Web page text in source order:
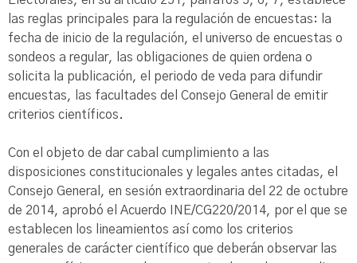
las reglas principales para la regulación de encuestas: la
fecha de inicio de la regulación, el universo de encuestas o
sondeos a regular, las obligaciones de quien ordena o
solicita la publicación, el periodo de veda para difundir
encuestas, las facultades del Consejo General de emitir
criterios científicos.
Con el objeto de dar cabal cumplimiento a las
disposiciones constitucionales y legales antes citadas, el
Consejo General, en sesión extraordinaria del 22 de octubre
de 2014, aprobó el Acuerdo INE/CG220/2014, por el que se
establecen los lineamientos así como los criterios
generales de carácter científico que deberán observar las